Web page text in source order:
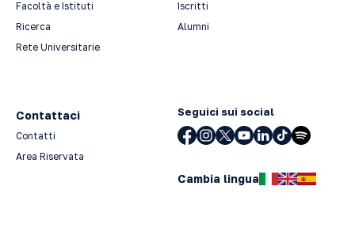
Facoltà e Istituti
Ricerca
Rete Universitarie
Iscritti
Alumni
Contattaci
Contatti
Area Riservata
Seguici sui social
Cambia lingua